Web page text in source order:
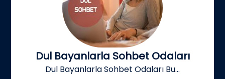
Dul Bayanlarla Sohbet Odaları
Dul Bayanlarla Sohbet Odaları Bu...